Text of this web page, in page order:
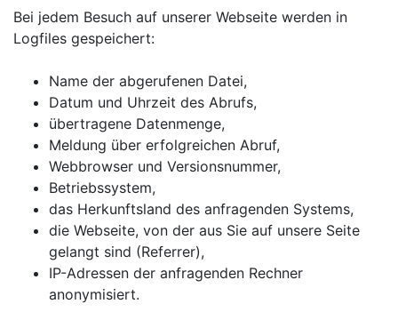
Bei jedem Besuch auf unserer Webseite werden in
Logfiles gespeichert:
Name der abgerufenen Datei,
Datum und Uhrzeit des Abrufs,
übertragene Datenmenge,
Meldung über erfolgreichen Abruf,
Webbrowser und Versionsnummer,
Betriebssystem,
das Herkunftsland des anfragenden Systems,
die Webseite, von der aus Sie auf unsere Seite
gelangt sind (Referrer),
IP-Adressen der anfragenden Rechner
anonymisiert.